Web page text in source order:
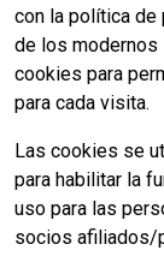
con la política de
de los modernos
cookies para
para cada visita.
Las cookies se
para habilitar la
uso para las
socios afiliados/